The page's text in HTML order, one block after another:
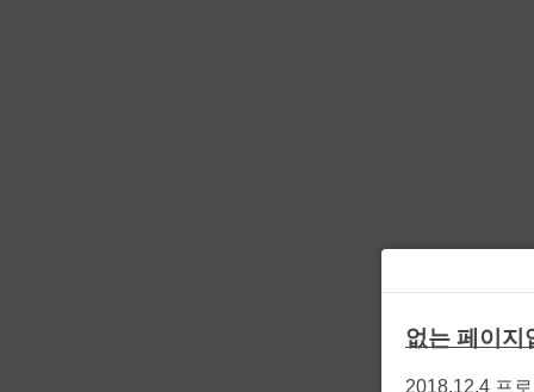
없는 페이지
2018.12.4 프